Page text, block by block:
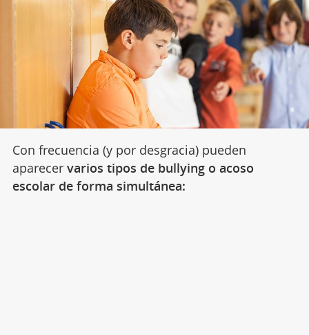
Con frecuencia (y por desgracia) pueden
aparecervarios tipos de bullying o acoso
escolar de forma simultánea: